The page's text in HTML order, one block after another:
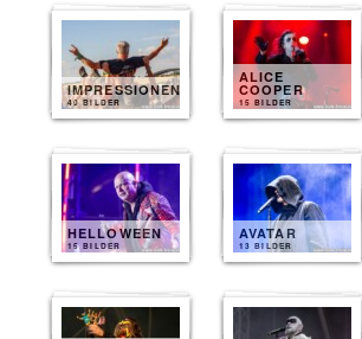
IMPRESSIONEN
40 BILDER
ALICE
COOPER
15 BILDER
HELLOWEEN
15 BILDER
AVATAR
13 BILDER